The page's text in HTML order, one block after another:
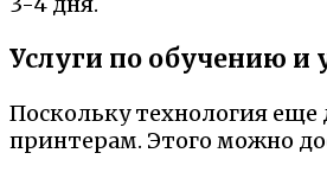
Услуги по обучению и
Поскольку технология
принтерам. Этого можно